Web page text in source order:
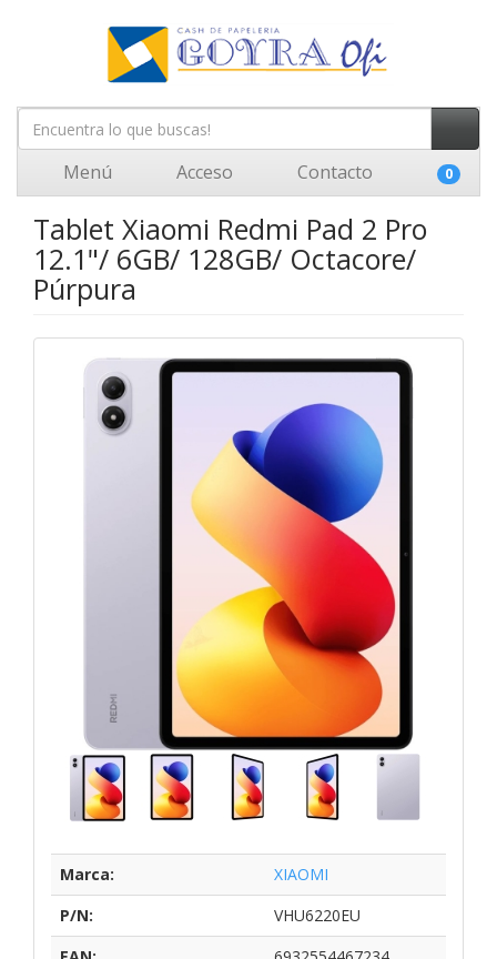
Menú Acceso Contacto 0
Tablet Xiaomi Redmi Pad 2 Pro
12.1"/ 6GB/ 128GB/ Octacore/
Púrpura
Marca:
XIAOMI
P/N:
VHU6220EU